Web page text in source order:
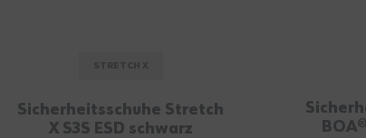
Sicherheitsschuhe Stretch
X S3S ESD schwarz